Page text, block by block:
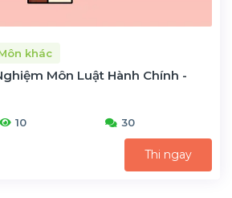
khác
Môn Luật Hành Chính -
10 30
Thi ngay